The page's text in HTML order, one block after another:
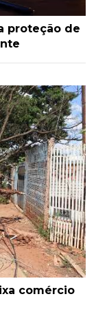
proteção de
comércio